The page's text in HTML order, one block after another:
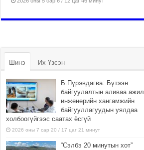
Шинэ Их Үзсэн
Б.Пүрэвдагва: Бүтээн
байгуулалтын аливаа ажил
инженерийн хангамжийн
байгууллагуудын уялдаа
холбоогүйгээс саатах ёсгүй
2026 оны 7 сар 20 / 17 цаг 21 минут
“Сэлбэ 20 минутын хот”